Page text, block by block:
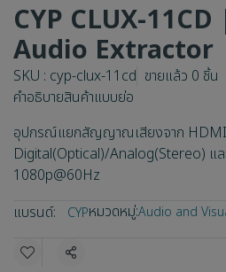
CYP CLUX-
Audio Extractor
SKU : cyp-clux-11cd ขายแล้ว 0 ชิ้น
คำอธิบายสินค้าแบบย่อ
อุปกรณ์แยกสัญญาณเสียงจาก HDMI
Digital(Optical)/Analog(Stereo) แ
1080p@60Hz
แบรนด์:
CYPหมวดหมู่:Audio and
แชร์